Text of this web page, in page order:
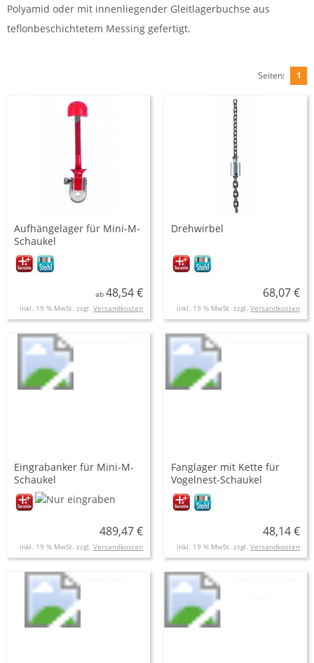
Polyamid oder mit innenliegender Gleitlagerbuchse aus
teflonbeschichtetem Messing gefertigt.
Seiten: 1
Aufhängelager für Mini-M-
Schaukel
ab 48,54 €
inkl. 19 % MwSt. zzgl. Versandkosten
Drehwirbel
68,07 €
inkl. 19 % MwSt. zzgl. Versandkosten
Eingrabanker für Mini-M-
Schaukel
489,47 €
inkl. 19 % MwSt. zzgl. Versandkosten
Fanglager mit Kette für
Vogelnest-Schaukel
48,14 €
inkl. 19 % MwSt. zzgl. Versandkosten